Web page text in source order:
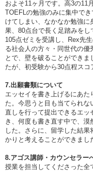
およそ11ヶ月です。高3の11
TOEFLの勉強のみに集中で
けてしまい、なかなか勉強
果、80点台で長く足踏みを
105点ゼミを受講し、Rex先
る社会人の方々・同世代の優
とで、壁を破ることができ
たが、初受験から30点程スコ
7.出願書類について
エッセイを書き上げるにあた
た。今思うと目も当てられな
直しを行って提出できるエ
き、何度も書き直す中で、
した。さらに、留学した結
かりと考えることができまし
8.アゴス講師・カウンセラー
授業を担当してくださった